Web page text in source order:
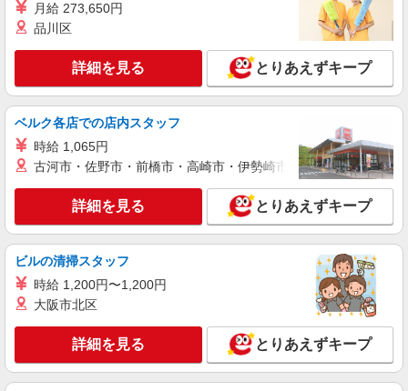
詳細を見る
SOMPOヘルスサポート株式会社 全支援対応コース
業所一括面談(対面) 1日：10,000円〜14,716円 ・
個別訪問(対面) 1件：4,286円〜5,239円 ・遠隔面
1,000円〜1,429円 ・ICTメール支援 1件：500円
※上記金額に消費税を加えた金額をお支払いいた
します ※交通費・電話代は弊社負担。その他、支
【活動エリア】埼玉県蓮田市及びその周辺
キープ 詳細を見る
業務委託
SOMPOヘルスサポート株式会社 全支援対応コース
特定保健指導（保健師・管理栄養士）
・事業所一括面談(対面) 1日：10,000円〜14,716
円 ・個別訪問(対面) 1件：4,286円〜5,239円 ・
遠隔面談 1件：1500〜1691円 ・電話支援 1
件：1,000円〜1,429円 ・メール支援 1件：500円
【活動エリア】埼玉県蓮田市及びその周辺
月給 273,650円
品川区
詳細を見る とりあえずキープ
ベルク各店での店内スタッフ
時給 1,065円
古河市・佐野市・前橋市・高崎市・伊勢崎市・太田市・館林市
詳細を見る とりあえずキープ
ビルの清掃スタッフ
時給 1,200円〜1,200円
大阪市北区
詳細を見る とりあえずキープ